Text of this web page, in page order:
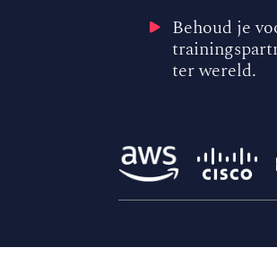
Behoud je
ter wereld.